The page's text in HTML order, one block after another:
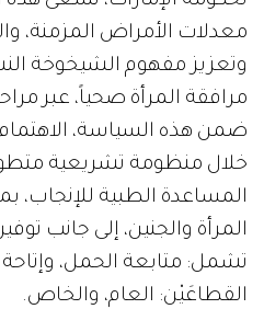
معدلات الأمراض المزمنة،
وتعزيز مفهوم الشيخوخة
مرافقة المرأة صحياً، عبر
ضمن هذه السياسة، الاهتمام
خلال منظومة تشريعية
المساعدة الطبية
المرأة والجنين، إلى جانب
تشمل: متابعة الحمل، وإتاحة
القطاعَيْن: العام، والخاص.